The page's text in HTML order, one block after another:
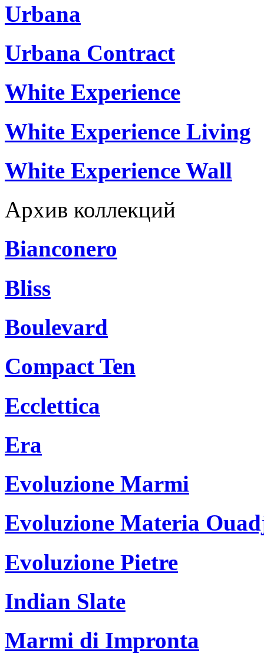
Urbana
Urbana Contract
White Experience
White Experience Living
White Experience Wall
Архив коллекций
Bianconero
Bliss
Boulevard
Compact Ten
Ecclettica
Era
Evoluzione Marmi
Evoluzione Materia
Evoluzione Pietre
Indian Slate
Marmi di Impronta